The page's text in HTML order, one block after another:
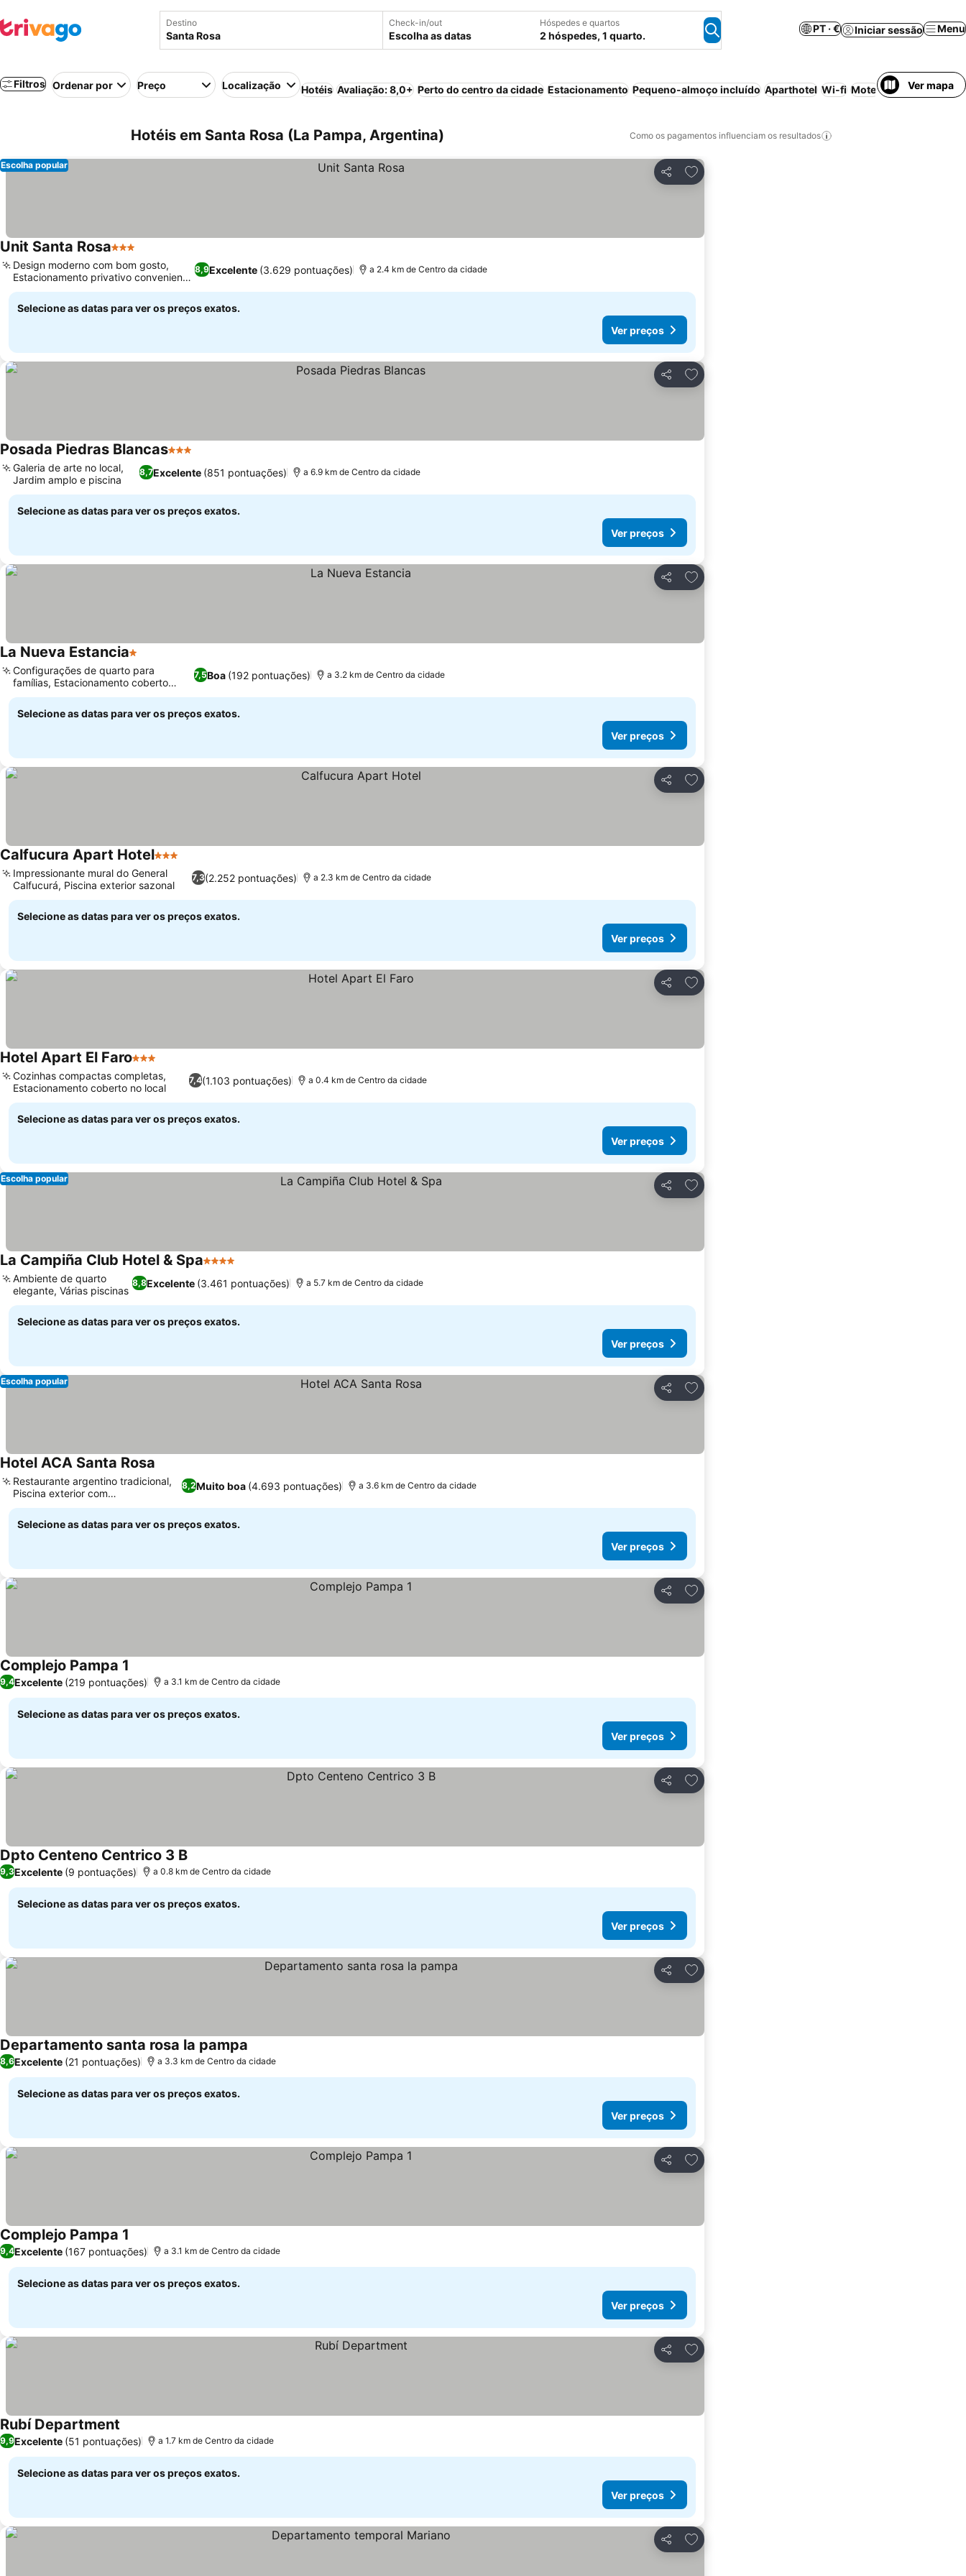
Destino Check-in/out
Escolha as datas
Hóspedes e quartos
2 hóspedes, 1 quarto.
PT · € Iniciar sessão Menu
Filtros Ordenar por Preço Localização Hotéis Avaliação: 8,0+ Perto do centro da cidade Estacionamento Pequeno-almoço incluído Aparthotel Wi-fi Motel Casa/Ver mapa
Hotéis em Santa Rosa (La Pampa, Argentina) Como os pagamentos influenciam os resultados
Partilhar
Adicionar aos favoritos
Escolha popular
Unit Santa Rosa3 Estrelas
8,9Excelente (3.629 pontuações)
Design moderno com bom gosto,
Estacionamento privativo conveniente
incluído
a 2.4 km de Centro da cidade
Selecione as datas para ver os preços exatos.
Ver preços
Partilhar
Adicionar aos favoritos
Posada Piedras Blancas3 Estrelas
8,7Excelente (851 pontuações)
Galeria de arte no local,
Jardim amplo e piscina
a 6.9 km de Centro da cidade
Selecione as datas para ver os preços exatos.
Ver preços
Partilhar
Adicionar aos favoritos
La Nueva Estancia1 Estrelas
7,5Boa (192 pontuações)
Configurações de quarto para
famílias, Estacionamento coberto
seguro
a 3.2 km de Centro da cidade
Selecione as datas para ver os preços exatos.
Ver preços
Partilhar
Adicionar aos favoritos
Calfucura Apart Hotel3 Estrelas
7,3(2.252 pontuações)
Impressionante mural do General
Calfucurá, Piscina exterior sazonal
a 2.3 km de Centro da cidade
Selecione as datas para ver os preços exatos.
Ver preços
Partilhar
Adicionar aos favoritos
Hotel Apart El Faro3 Estrelas
7,4(1.103 pontuações)
Cozinhas compactas completas,
Estacionamento coberto no local
a 0.4 km de Centro da cidade
Selecione as datas para ver os preços exatos.
Ver preços
Partilhar
Adicionar aos favoritos
Escolha popular
La Campiña Club Hotel & Spa4 Estrelas
8,8Excelente (3.461 pontuações)
Ambiente de quarto
elegante, Várias piscinas
a 5.7 km de Centro da cidade
Selecione as datas para ver os preços exatos.
Ver preços
Partilhar
Adicionar aos favoritos
Escolha popular
Hotel ACA Santa Rosa
8,2Muito boa (4.693 pontuações)
Restaurante argentino tradicional,
Piscina exterior com
espreguiçadeiras
a 3.6 km de Centro da cidade
Selecione as datas para ver os preços exatos.
Ver preços
Partilhar
Adicionar aos favoritos
Complejo Pampa 1
9,4Excelente (219 pontuações) a 3.1 km de Centro da cidade
Selecione as datas para ver os preços exatos.
Ver preços
Partilhar
Adicionar aos favoritos
Dpto Centeno Centrico 3 B
9,3Excelente (9 pontuações) a 0.8 km de Centro da cidade
Selecione as datas para ver os preços exatos.
Ver preços
Partilhar
Adicionar aos favoritos
Departamento santa rosa la pampa
8,6Excelente (21 pontuações) a 3.3 km de Centro da cidade
Selecione as datas para ver os preços exatos.
Ver preços
Partilhar
Adicionar aos favoritos
Complejo Pampa 1
9,4Excelente (167 pontuações) a 3.1 km de Centro da cidade
Selecione as datas para ver os preços exatos.
Ver preços
Partilhar
Adicionar aos favoritos
Rubí Department
9,9Excelente (51 pontuações) a 1.7 km de Centro da cidade
Selecione as datas para ver os preços exatos.
Ver preços
Partilhar
Adicionar aos favoritos